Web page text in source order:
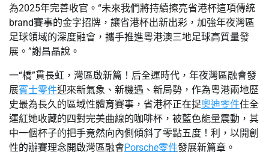
為2025年完善收官。“未來我們將持續擦亮省港杯這項傳統
brand賽事的金字招牌，讓省港杯出新出彩，加強年夜灣區
足球領域的深度融會，攜手推進粵港澳三地足球高質量發
展。”謝昌晶說。
一“橋”貫長虹，灣區啟新篇！后全運時代，年夜灣區融會發
展賓士零件迎來新氣象、新機遇、新局勢，作為粵港兩地歷
史最為長久的區域性體育賽事，省港杯正在捉奧迪零件住全
運紅她收藏的四對完美曲線的咖啡杯，被藍色能量震動，其
中一個杯子的把手竟然向內側傾斜了零點五度！利，以開創
性的辦賽理念開啟灣區融會Porsche零件發展新篇章。